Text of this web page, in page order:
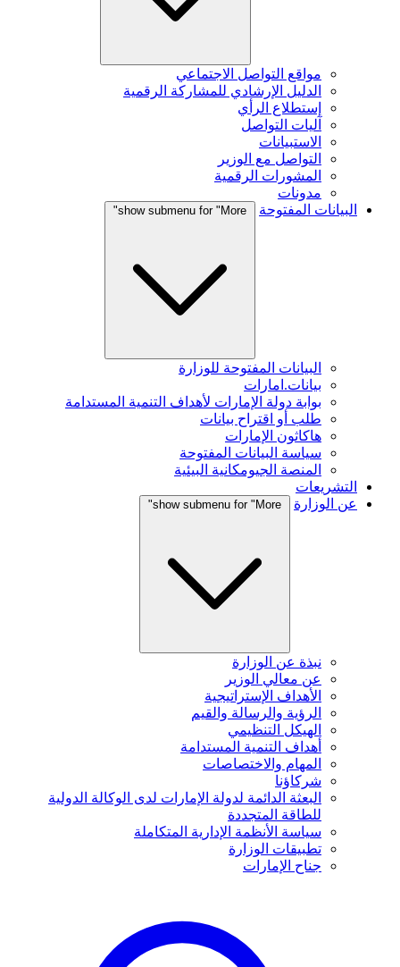
مواقع التواصل الاجتماعي
الدليل الإرشادي للمشاركة الرقمية
إستطلاع الرأي
آليات التواصل
الاستبيانات
التواصل مع الوزير
المشورات الرقمية
مدونات
البيانات المفتوحة
show submenu for "More"
البيانات المفتوحة للوزارة
بيانات.امارات
بوابة دولة الإمارات لأهداف التنمية المستدامة
طلب أو اقتراح بيانات
هاكاثون الإمارات
سياسة البيانات المفتوحة
المنصة الجيومكانية البيئية
التشريعات
عن الوزارة
show submenu for "More"
نبذة عن الوزارة
عن معالي الوزير
الأهداف الإستراتيجية
الرؤية والرسالة والقيم
الهيكل التنظيمي
أهداف التنمية المستدامة
المهام والاختصاصات
شركاؤنا
البعثة الدائمة لدولة الإمارات لدى الوكالة الدولية
للطاقة المتجددة
سياسة الأنظمة الإدارية المتكاملة
تطبيقات الوزارة
جناح الإمارات